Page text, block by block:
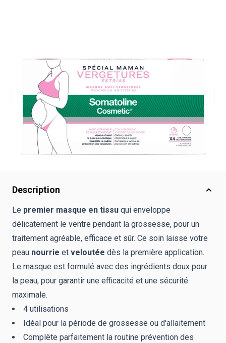
We're sorry, but the product you're looking for is currently
experiencing high demand. It will be back very soon!
Notify me when this product is in stock
Out of stock -Available in pharmacy
F4003834
Description
Le premier masque en tissu qui enveloppe
délicatement le ventre pendant la grossesse, pour un
traitement agréable, efficace et sûr. Ce soin laisse votre
peau nourrie et veloutée dès la première application.
Le masque est formulé avec des ingrédients doux pour
la peau, pour garantir une efficacité et une sécurité
maximale.
4 utilisations
Idéal pour la période de grossesse ou d'allaitement
Complète parfaitement la routine prévention des